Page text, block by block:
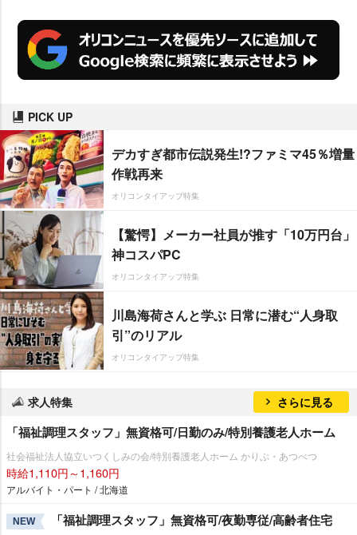
PICK UP
デカすぎ都市伝説発生!?ファミマ45％増量
作戦再来
オリコンタイアップ特集
【驚愕】メーカー社員が推す「10万円台」
神コスパPC
オリコンタイアップ特集
川島海荷さんと学ぶ 日常に潜む“人身取
引”のリアル
オリコンタイアップ特集
求人特集 さらに見る
「福祉調理スタッフ」無資格可/日勤のみ/特別養護老人ホーム
社会福祉法人協立いつくしみの会/特別養護老人ホーム かりぷ・あつべつ
時給1,110円～1,160円
アルバイト・パート / 北海道
NEW 「福祉調理スタッフ」無資格可/夜勤専従/高齢者住宅